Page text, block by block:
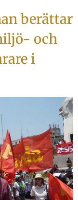
berättar
och
i